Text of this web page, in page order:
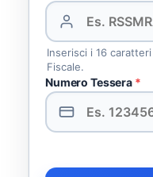
Inserisci i 16
Fiscale.
Numero Tessera *